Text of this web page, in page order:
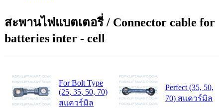
สะพานไฟแบตเตอรี่ / Connector cable for
batteries inter - cell
For Bolt Type
(25, 35, 50, 70)
สแควร์มิล
Perfect (35, 50,
70) สแควร์มิล